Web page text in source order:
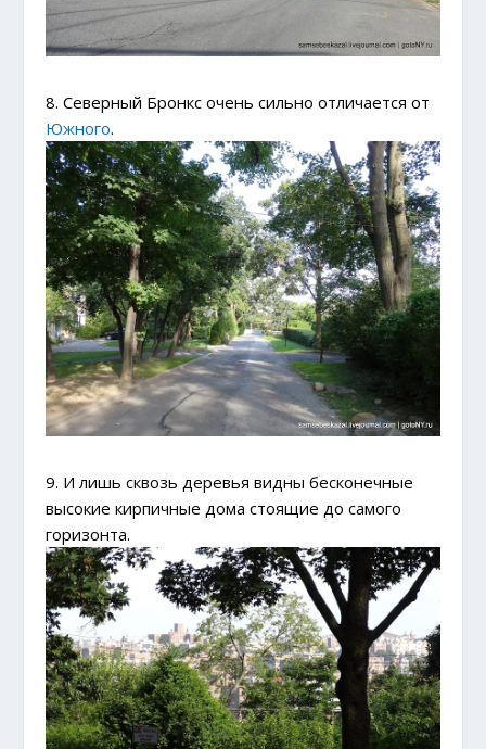
8. Северный Бронкс очень сильно отличается от
Южного.
9. И лишь сквозь деревья видны бесконечные
высокие кирпичные дома стоящие до самого
горизонта.